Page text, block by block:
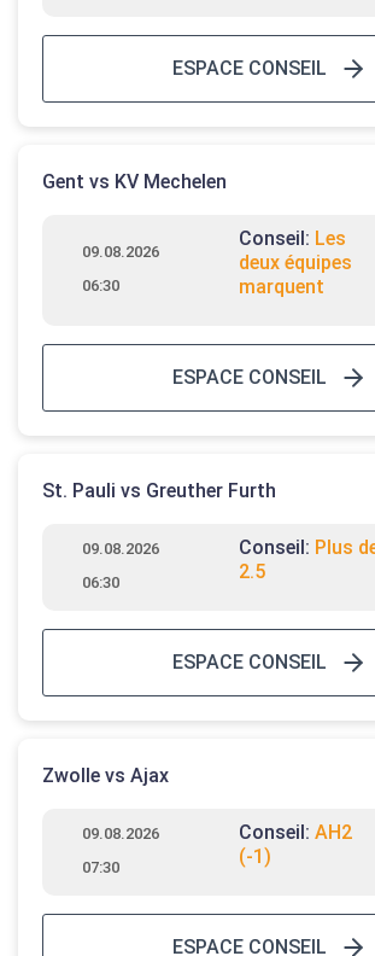
ESPACE CONSEIL
Gent vs KV Mechelen
09.08.2026
06:30
Conseil: Les
deux équipes
marquent
ESPACE CONSEIL
St. Pauli vs Greuther Furth
09.08.2026
06:30
Conseil: Plus
2.5
ESPACE CONSEIL
Zwolle vs Ajax
09.08.2026
07:30
Conseil: AH2
(-1)
ESPACE CONSEIL